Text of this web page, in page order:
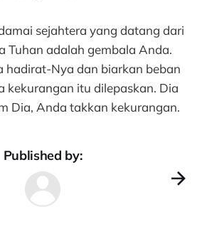
sejahtera yang datang dari
Tuhan adalah gembala Anda.
hadirat-Nya dan biarkan beban
kekurangan itu dilepaskan. Dia
Dia, Anda takkan kekurangan.
Published by: